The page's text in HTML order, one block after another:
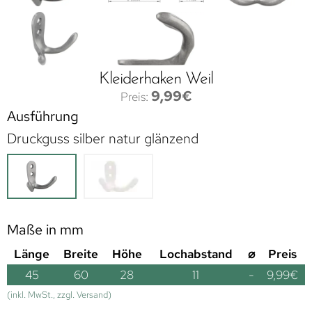
Kleiderhaken Weil
9,99€
Ausführung
Druckguss silber natur glänzend
Maße in mm
Länge Breite Höhe Lochabstand ⌀
Preis
45
60 28 11 - 9,99€
(inkl. MwSt., zzgl. Versand)